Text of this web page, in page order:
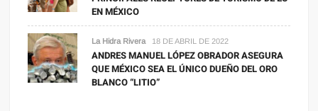
EN MÉXICO
La Hidra Rivera 18 DE ABRIL DE 2022
ANDRES MANUEL LÓPEZ OBRADOR ASEGURA
QUE MÉXICO SEA EL ÚNICO DUEÑO DEL ORO
BLANCO “LITIO”